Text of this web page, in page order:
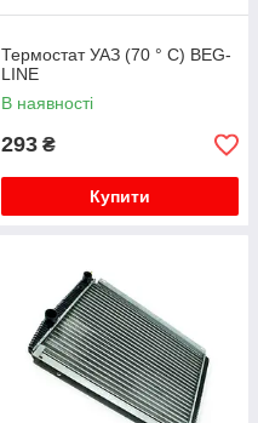
Термостат УАЗ (70 ° C) BEG-
LINE
В наявності
293 ₴
Купити